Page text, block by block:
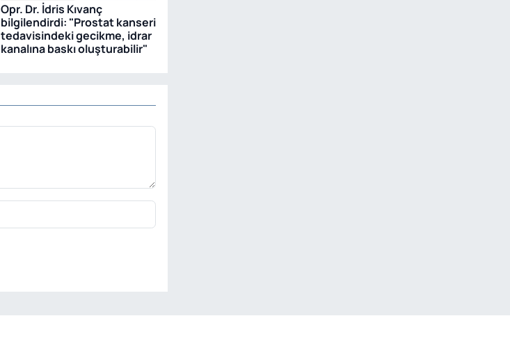
Opr. Dr. İdris Kıvanç
bilgilendirdi: "Prostat kanseri
tedavisindeki gecikme, idrar
kanalına baskı oluşturabilir"